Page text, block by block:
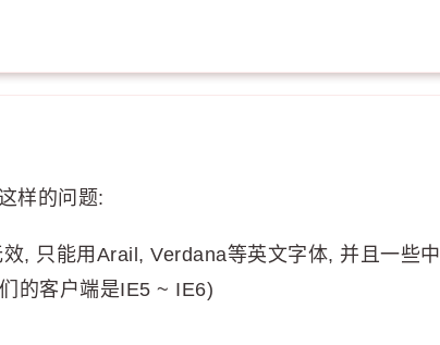
样的问题:
, 只能用Arail, Verdana等英文字体, 并且一些中
的客户端是IE5 ~ IE6)